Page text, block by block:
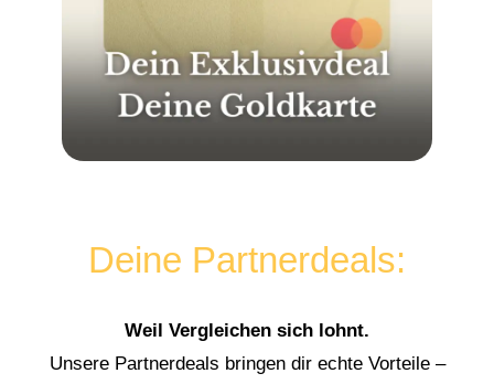
Deine Partnerdeals:
Weil Vergleichen sich lohnt.
Unsere Partnerdeals bringen dir echte Vorteile –